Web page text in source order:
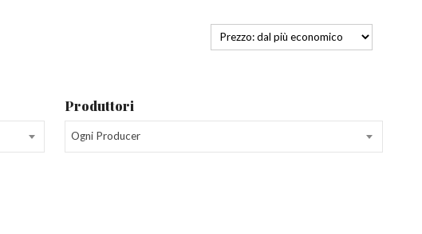
Produttori
Ogni Producer